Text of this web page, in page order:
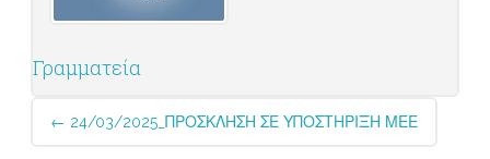
Γραμματεία
Post
navigation
← 24/03/2025_ΠΡΟΣΚΛΗΣΗ ΣΕ ΥΠΟΣΤΗΡΙΞΗ ΜΕΕ